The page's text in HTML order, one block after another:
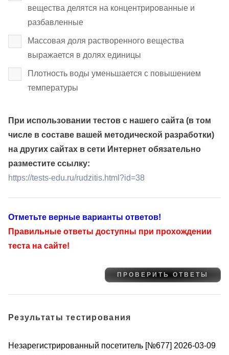
вещества делятся на концентрированные и
разбавленные
Массовая доля растворенного вещества
выражается в долях единицы
Плотность воды уменьшается с повышением
температуры
При использовании тестов с нашего сайта (в том
числе в составе вашей методической разработки)
на других сайтах в сети Интернет обязательно
разместите ссылку:
https://tests-edu.ru/rudzitis.html?id=38
Отметьте верные варианты ответов!
Правильные ответы доступны при прохождении
теста на сайте!
Результаты тестирования
Незарегистрированный посетитель [№677] 2026-03-09